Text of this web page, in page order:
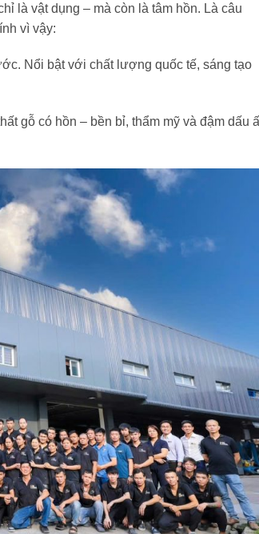
là vật dụng – mà còn là tâm hồn. Là câu
vì vậy:
Nổi bật với chất lượng quốc tế, sáng tạo
gỗ có hồn – bền bỉ, thẩm mỹ và đậm dấu